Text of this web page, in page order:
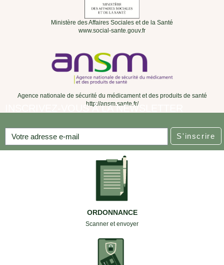
Ministère des Affaires Sociales et de la Santé
www.social-sante.gouv.fr
Agence nationale de sécurité du médicament et des produits de santé
http://ansm.sante.fr/
INSCRIVEZ-VOUS À LA NEWSLETTER
S'inscrire
ORDONNANCE
Scanner et envoyer